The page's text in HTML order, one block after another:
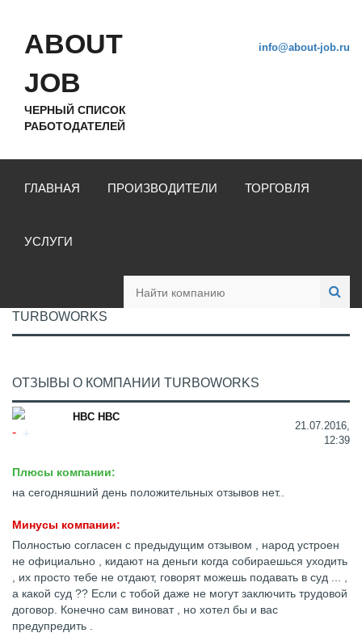
ABOUT
JOB
ЧЕРНЫЙ СПИСОК
РАБОТОДАТЕЛЕЙ
info@about-job.ru
ГЛАВНАЯ ПРОИЗВОДИТЕЛИ ТОРГОВЛЯ
УСЛУГИ
TURBOWORKS
ОТЗЫВЫ О КОМПАНИИ TURBOWORKS
НВС НВС
21.07.2016,
12:39
Плюсы компании:
на сегодняшний день положительных отзывов нет..
Минусы компании:
Полностью согласен с предыдущим отзывом , народ устроен
не официально , кидают на деньги когда собираешься уходить
, их просто тебе не отдают, говорят можешь подавать в суд ... ,
а какой суд ?? Если с тобой даже не могут заключить трудовой
договор. Конечно сам виноват , но хотел бы и вас
предупредить .